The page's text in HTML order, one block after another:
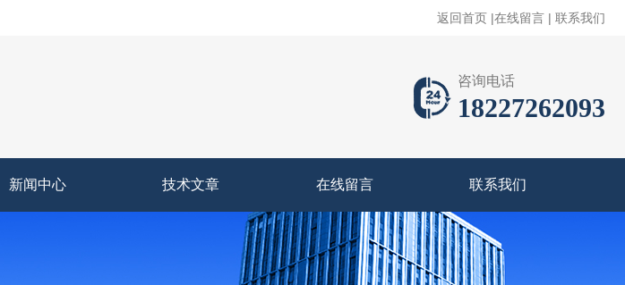
返回首页 |在线留言 | 联系我们
咨询电话
18227262093
新闻中心 技术文章 在线留言 联系我们